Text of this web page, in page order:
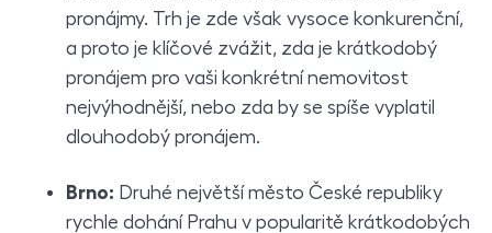
pronájmy. Trh je zde však vysoce konkurenční,
a proto je klíčové zvážit, zda je krátkodobý
pronájem pro vaši konkrétní nemovitost
nejvýhodnější, nebo zda by se spíše vyplatil
dlouhodobý pronájem.
Brno: Druhé největší město České republiky
rychle dohání Prahu v popularitě krátkodobých